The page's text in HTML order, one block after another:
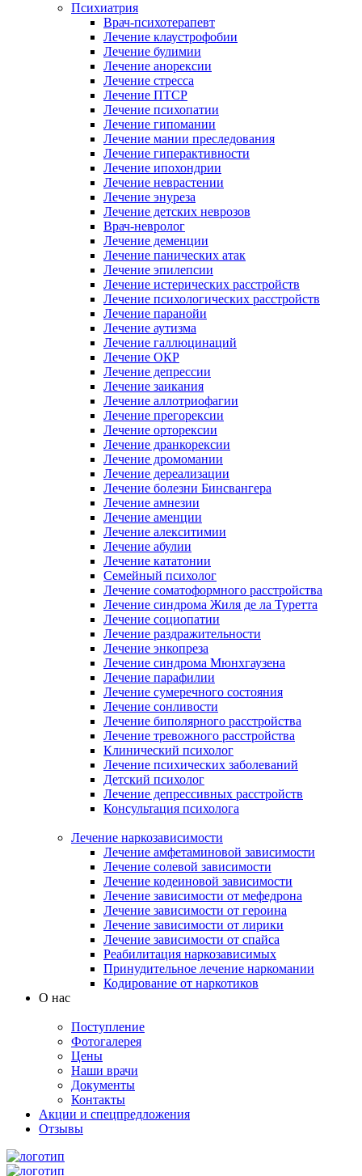
Психиатрия
Врач-психотерапевт
Лечение клаустрофобии
Лечение булимии
Лечение анорексии
Лечение стресса
Лечение ПТСР
Лечение психопатии
Лечение гипомании
Лечение мании преследования
Лечение гиперактивности
Лечение ипохондрии
Лечение неврастении
Лечение энуреза
Лечение детских неврозов
Врач-невролог
Лечение деменции
Лечение панических атак
Лечение эпилепсии
Лечение истерических расстройств
Лечение психологических расстройств
Лечение паранойи
Лечение аутизма
Лечение галлюцинаций
Лечение ОКР
Лечение депрессии
Лечение заикания
Лечение аллотриофагии
Лечение прегорексии
Лечение орторексии
Лечение дранкорексии
Лечение дромомании
Лечение дереализации
Лечение болезни Бинсвангера
Лечение амнезии
Лечение аменции
Лечение алекситимии
Лечение абулии
Лечение кататонии
Семейный психолог
Лечение соматоформного расстройства
Лечение синдрома Жиля де ла Туретта
Лечение социопатии
Лечение раздражительности
Лечение энкопреза
Лечение синдрома Мюнхгаузена
Лечение парафилии
Лечение сумеречного состояния
Лечение сонливости
Лечение биполярного расстройства
Лечение тревожного расстройства
Клинический психолог
Лечение психических заболеваний
Детский психолог
Лечение депрессивных расстройств
Консультация психолога
Лечение наркозависимости
Лечение амфетаминовой зависимости
Лечение солевой зависимости
Лечение кодеиновой зависимости
Лечение зависимости от мефедрона
Лечение зависимости от героина
Лечение зависимости от лирики
Лечение зависимости от спайса
Реабилитация наркозависимых
Принудительное лечение наркомании
Кодирование от наркотиков
О нас
Поступление
Фотогалерея
Цены
Наши врачи
Документы
Контакты
Акции и спецпредложения
Отзывы